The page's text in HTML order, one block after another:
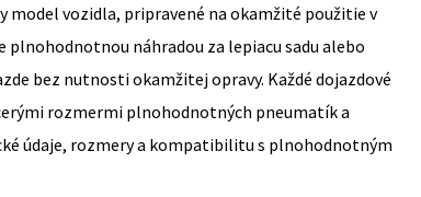
model vozidla, pripravené na okamžité použitie v
náhradou za lepiacu sadu alebo
bez nutnosti okamžitej opravy. Každé dojazdové
rozmermi plnohodnotných pneumatík a
údaje, rozmery a kompatibilitu s plnohodnotným